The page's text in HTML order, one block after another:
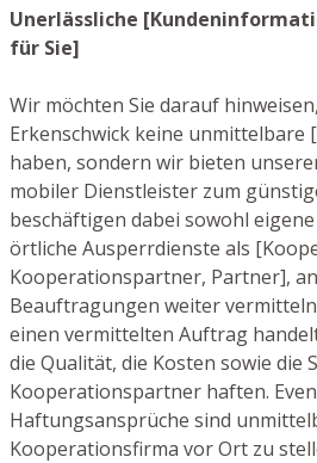
Unerlässliche
für Sie]
Wir möchten Sie darauf
Erkenschwick keine unmittelbare
haben, sondern wir bieten
mobiler Dienstleister zum
beschäftigen dabei sowohl
örtliche Ausperrdienste als
Kooperationspartner, Partner],
Beauftragungen weiter
einen vermittelten Auftrag
die Qualität, die Kosten sowie die
Kooperationspartner haften.
Haftungsansprüche sind
Kooperationsfirma vor Ort zu